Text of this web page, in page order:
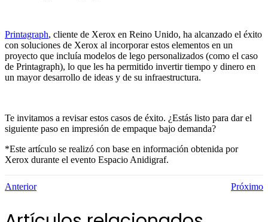
Printagraph, cliente de Xerox en Reino Unido, ha alcanzado el éxito
con soluciones de Xerox al incorporar estos elementos en un
proyecto que incluía modelos de lego personalizados (como el caso
de Printagraph), lo que les ha permitido invertir tiempo y dinero en
un mayor desarrollo de ideas y de su infraestructura.
Te invitamos a revisar estos casos de éxito. ¿Estás listo para dar el
siguiente paso en impresión de empaque bajo demanda?
*Este artículo se realizó con base en información obtenida por
Xerox durante el evento Espacio Anidigraf.
Anterior Próximo